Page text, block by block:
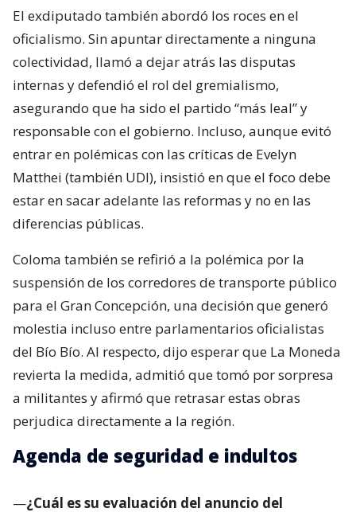
El exdiputado también abordó los roces en el
oficialismo. Sin apuntar directamente a ninguna
colectividad, llamó a dejar atrás las disputas
internas y defendió el rol del gremialismo,
asegurando que ha sido el partido “más leal” y
responsable con el gobierno. Incluso, aunque evitó
entrar en polémicas con las críticas de Evelyn
Matthei (también UDI), insistió en que el foco debe
estar en sacar adelante las reformas y no en las
diferencias públicas.
Coloma también se refirió a la polémica por la
suspensión de los corredores de transporte público
para el Gran Concepción, una decisión que generó
molestia incluso entre parlamentarios oficialistas
del Bío Bío. Al respecto, dijo esperar que La Moneda
revierta la medida, admitió que tomó por sorpresa
a militantes y afirmó que retrasar estas obras
perjudica directamente a la región.
Agenda de seguridad e indultos
—¿Cuál es su evaluación del anuncio del